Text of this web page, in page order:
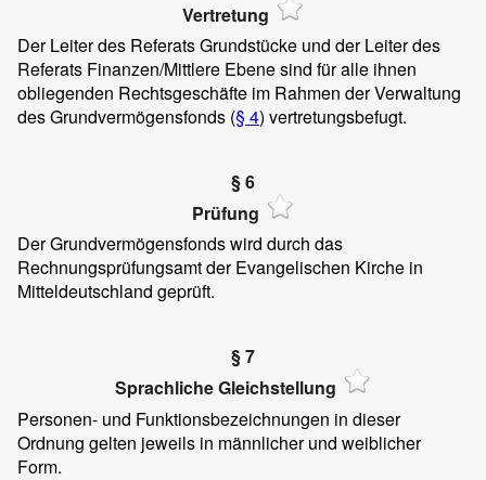
Vertretung
Der Leiter des Referats Grundstücke und der Leiter des
Referats Finanzen/Mittlere Ebene sind für alle ihnen
obliegenden Rechtsgeschäfte im Rahmen der Verwaltung
des Grundvermögensfonds (§ 4) vertretungsbefugt.
§ 6
Prüfung
Der Grundvermögensfonds wird durch das
Rechnungsprüfungsamt der Evangelischen Kirche in
Mitteldeutschland geprüft.
§ 7
Sprachliche Gleichstellung
Personen- und Funktionsbezeichnungen in dieser
Ordnung gelten jeweils in männlicher und weiblicher
Form.